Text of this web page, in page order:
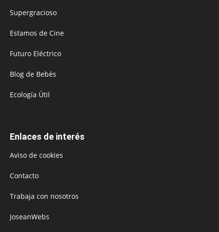
Supergracioso
Estamos de Cine
Futuro Eléctrico
Blog de Bebés
Ecología Útil
Enlaces de interés
Aviso de cookies
Contacto
Trabaja con nosotros
JoseanWebs